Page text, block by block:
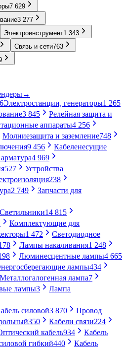
7 629
3 277
Электроинструмент1 343
Связь и сети763
→
Электростанции, генераторы1 265
3 845
Релейная защита и
аппараты4 256
Молниезащита и заземление748
9 456
Кабеленесущие
4 969
527
Устройства
238
2 749
Запчасти для
Светильники14 815
Комплектующие для
1 472
Светодиодное
Лампы накаливания1 248
Люминесцентные лампы4 665
лампы434
Металлогалогенная лампа7
лампы3
Лампа
силовой3 870
Провод
350 Кабели связи224
кабель934
Кабель
гибкий440
Кабель